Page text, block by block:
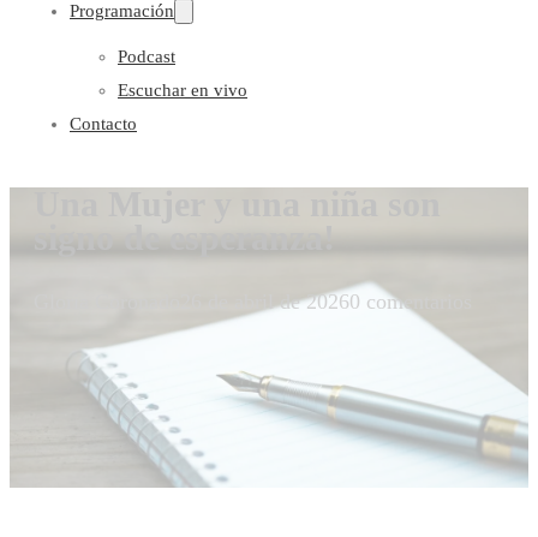
Programación
Podcast
Escuchar en vivo
Contacto
signo de esperanza!
26 de abril de 20260 comentarios